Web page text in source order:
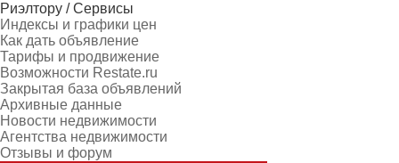
Риэлтору / Сервисы
Индексы и графики цен
Как дать объявление
Тарифы и продвижение
Возможности Restate.ru
Закрытая база объявлений
Архивные данные
Новости недвижимости
Агентства недвижимости
Отзывы и форум